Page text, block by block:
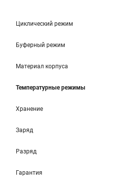
Циклический режим
Буферный режим
Материал корпуса
Температурные режимы
Хранение
Заряд
Разряд
Гарантия